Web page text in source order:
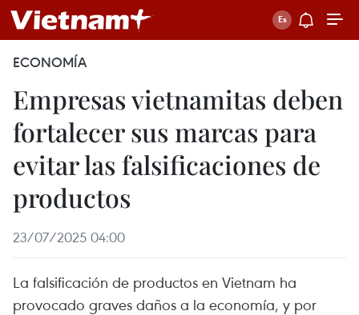
ECONOMÍA
Empresas vietnamitas deben
fortalecer sus marcas para
evitar las falsificaciones de
productos
23/07/2025 04:00
La falsificación de productos en Vietnam ha
provocado graves daños a la economía, y por